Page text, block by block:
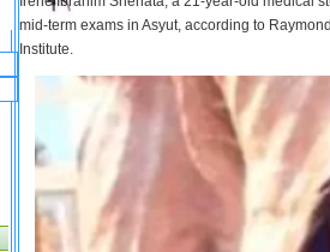
mid-term exams in Asyut, according to
Institute.